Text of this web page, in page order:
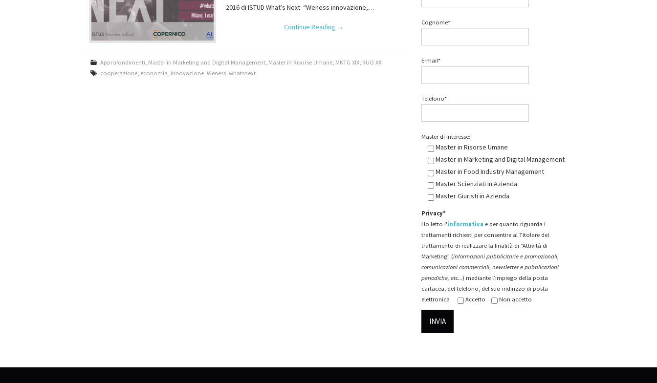
2016 di ISTUD What’s Next: “Weness innovazione,…
Continue Reading →
Approfondimenti, Master in Marketing and Digital Management, Master in Risorse Umane, MKTG XIX, RUO XXI
cooperazione, economia, innovazione,Weness,whatsnext
Cognome*
E-mail*
Telefono*
Master di interesse:
Master in Risorse Umane
Master in Marketing and Digital Management
Master in Food Industry Management
Master Scienziati in Azienda
Master Giuristi in Azienda
Privacy*
Ho letto l'informativa e per quanto riguarda i
trattamenti richiesti per consentire al Titolare del
trattamento di realizzare la finalità di “Attività di
Marketing” (informazioni pubblicitarie e promozionali,
comunicazioni commerciali, newsletter e pubblicazioni
periodiche, etc...) mediante l’impiego della posta
cartacea, del telefono, del suo indirizzo di posta
elettronica
Accetto Non accetto